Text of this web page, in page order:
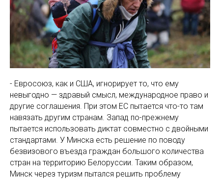
- Евросоюз, как и США, игнорирует то, что ему
невыгодно — здравый смысл, международное право и
другие соглашения. При этом ЕС пытается что-то там
навязать другим странам. Запад по-прежнему
пытается использовать диктат совместно с двойными
стандартами. У Минска есть решение по поводу
безвизового въезда граждан большого количества
стран на территорию Белоруссии. Таким образом,
Минск через туризм пытался решить проблему